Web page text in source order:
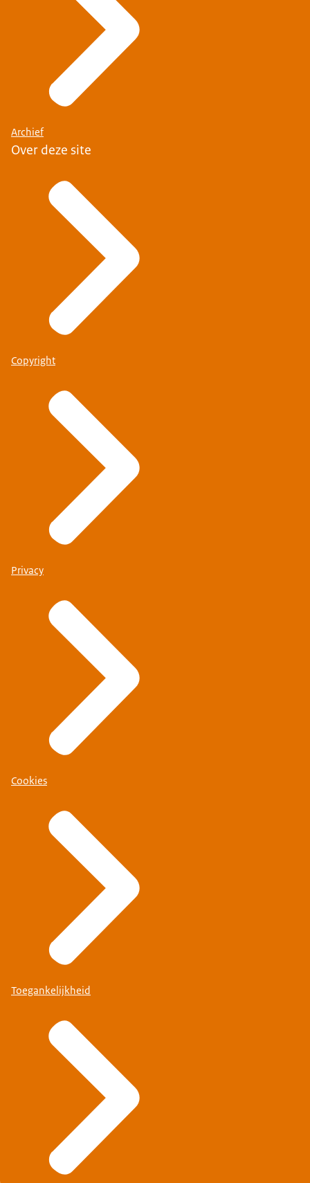
Archief
Over deze site
Copyright
Privacy
Cookies
Toegankelijkheid